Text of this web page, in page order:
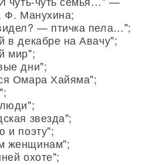
Ф. Манухина;
— птичка пела…";
в декабре на Авачу";
мир";
дни";
Омара Хайяма";
звезда";
и поэту";
женщинам";
охоте";